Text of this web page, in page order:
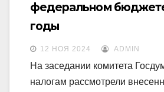
федеральном
годы
12 НОЯ 2024 ADMIN
На заседании комитета
налогам рассмотрели